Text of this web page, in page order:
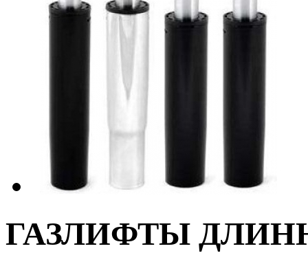
ГАЗЛИФТЫ